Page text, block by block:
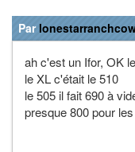
Par
ah c'est un Ifor, OK
le XL c'était le 510
le 505 il fait 690 à
presque 800 pour